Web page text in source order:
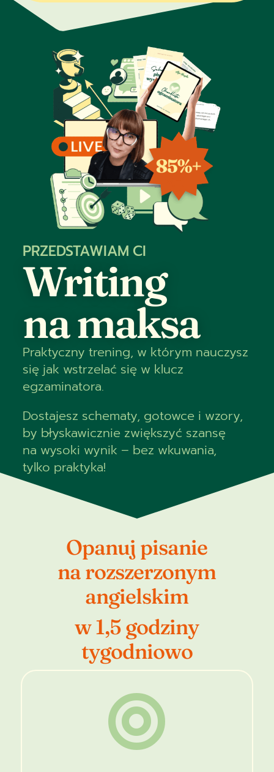
PRZEDSTAWIAM CI
Writing
na maksa
Praktyczny trening, w którym nauczysz
się jak wstrzelać się w klucz
egzaminatora.
Dostajesz schematy, gotowce i wzory,
by błyskawicznie zwiększyć szansę
na wysoki wynik – bez wkuwania,
tylko praktyka!
Opanuj pisanie
na rozszerzonym
angielskim
w 1,5 godziny
tygodniowo
